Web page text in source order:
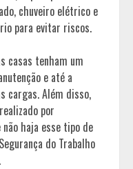
chuveiro elétrico e
para evitar riscos.
casas tenham um
e até a
cargas. Além disso,
por
haja esse tipo de
do Trabalho